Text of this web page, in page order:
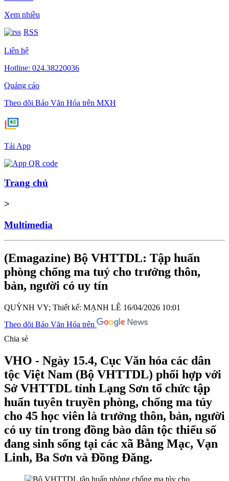
Xem nhiều
RSS
Liên hệ
Hotline: 024.38220036
Quảng cáo
Theo dõi Báo Văn Hóa trên MXH
Tải App
Trang chủ
>
Multimedia
(Emagazine) Bộ VHTTDL: Tập huấn
phòng chống ma tuý cho trưởng thôn,
bản, người có uy tín
QUỲNH VY; Thiết kế: MẠNH LÊ 16/04/2026 10:01
Theo dõi Báo Văn Hóa trên
Chia sẻ
VHO - Ngày 15.4, Cục Văn hóa các dân
tộc Việt Nam (Bộ VHTTDL) phối hợp với
Sở VHTTDL tỉnh Lạng Sơn tổ chức tập
huấn tuyên truyền phòng, chống ma túy
cho 45 học viên là trưởng thôn, bản, người
có uy tín trong đồng bào dân tộc thiểu số
đang sinh sống tại các xã Bằng Mạc, Vạn
Linh, Ba Sơn và Đồng Đăng.